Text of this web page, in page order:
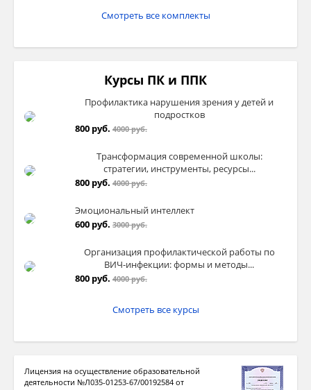
Смотреть все комплекты
Курсы ПК и ППК
Профилактика нарушения зрения у детей и
подростков
800 руб. 4000 руб.
Трансформация современной школы:
стратегии, инструменты, ресурсы...
800 руб. 4000 руб.
Эмоциональный интеллект
600 руб. 3000 руб.
Организация профилактической работы по
ВИЧ-инфекции: формы и методы...
800 руб. 4000 руб.
Смотреть все курсы
Лицензия на осуществление образовательной
деятельности №Л035-01253-67/00192584 от